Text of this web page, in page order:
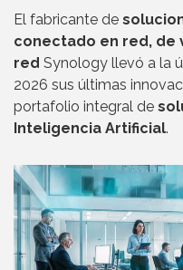
El fabricante de
conectado en red, de
red Synology llevó a la
2026 sus últimas
portafolio integral de
Inteligencia Artificial.